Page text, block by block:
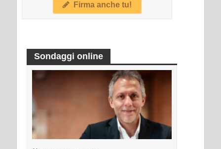
Firma anche tu!
Sondaggi online